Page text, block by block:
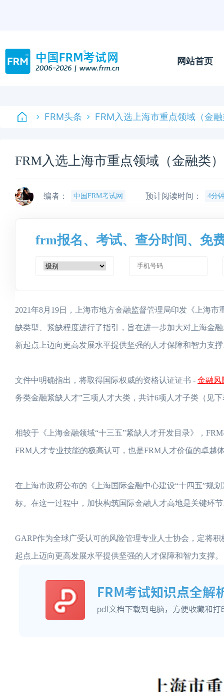
网站首页
FRM头条 FRM入选上海市重点领域（金
FRM入选上海市重点领域（金融类
编者： 中国FRM考试网 预计阅读时间： 4分
frm报名、考试、查分时间、免
2021年8月19日，上海市地方金融监督管理局印发《上海
缺类型、紧缺程度进行了指引，旨在进一步加大对上海金
新起点上迈向更高发展水平提供坚强的人才保障和智力支
文件中明确指出，将取得国际权威的资格认证证书 - 金融风
务类金融紧缺人才”三项人才大类，共计6项人才子类（见
相较于《上海金融领域“十三五”紧缺人才开发目录》，
FRM人才专业技能的极高认可，也是FRM人才价值的卓越
在上海市政府公布的《上海国际金融中心建设“十四五”规
标。在这一过程中，加快构筑国际金融人才高地是关键环
GARP作为全球广受认可的风险管理专业人士协会，定将
起点上迈向更高发展水平提供坚强的人才保障和智力支撑。